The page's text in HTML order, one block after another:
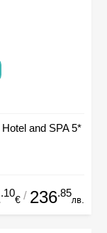
and SPA 5*
.10
€ / 236.85
лв.